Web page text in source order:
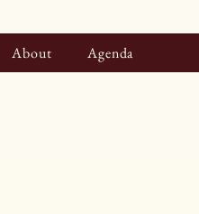
About Agenda